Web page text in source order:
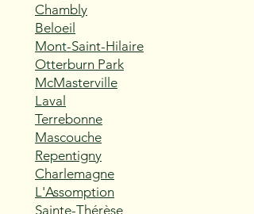
Chambly
Beloeil
Mont-Saint-Hilaire
Otterburn Park
McMasterville
Laval
Terrebonne
Mascouche
Repentigny
Charlemagne
L'Assomption
Sainte-Thérèse